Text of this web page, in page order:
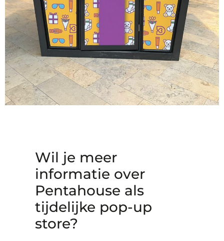
Wil je meer
informatie over
Pentahouse als
tijdelijke pop-up
store?